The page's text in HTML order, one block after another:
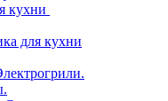
кухни
для кухни